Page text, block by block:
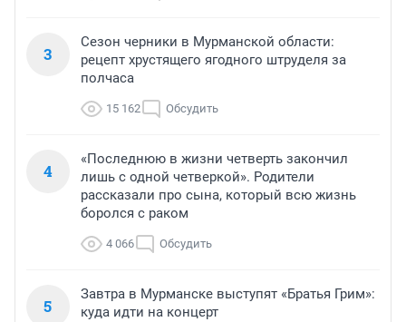
3
Сезон черники в Мурманской области:
рецепт хрустящего ягодного штруделя за
полчаса
15 162 Обсудить
4
«Последнюю в жизни четверть закончил
лишь с одной четверкой». Родители
рассказали про сына, который всю жизнь
боролся с раком
4 066 Обсудить
5
Завтра в Мурманске выступят «Братья Грим»:
куда идти на концерт